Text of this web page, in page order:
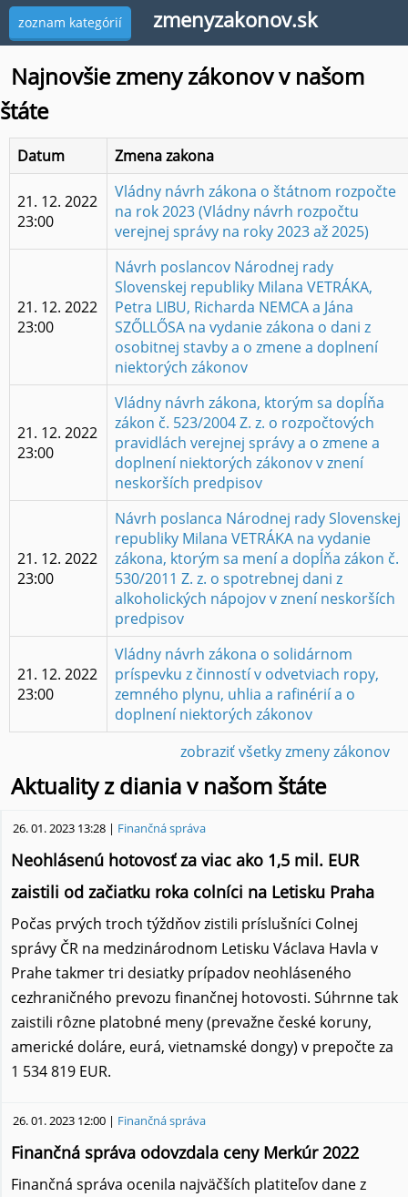
zoznam kategórií zmenyzakonov.sk
Všechny kanály
Európska únia
Digitálna ekonomika a spoločnosť
Európska komisia
Poľnohospodárstvo a rozvoj vidieka
Štátna pomoc
Informačné portály
Ústredný portál verejných služieb
Ministerstvá
Generálna Prokuratúra
Ministerstvo financií
Ministerstvo kultúry
Ministerstvo obrany
Ministerstvo pôdohospodárstva a rozvoja vidieka
Ministerstvo školstva, vedy, výskumu a športu
Ministerstvo vnútra
Ministerstvo zahraničných vecí a európskych záležitostí
Sociálna poisťovňa
Socialna Poistovna - Aktuality
Úrady
PAMIATKOVÝ ÚRAD
Úrad vlády
Najnovšie zmeny zákonov v našom
štáte
Datum Zmena zakona
21. 12. 2022
23:00
Vládny návrh zákona o štátnom rozpočte
na rok 2023 (Vládny návrh rozpočtu
verejnej správy na roky 2023 až 2025)
21. 12. 2022
23:00
Návrh poslancov Národnej rady
Slovenskej republiky Milana VETRÁKA,
Petra LIBU, Richarda NEMCA a Jána
SZŐLLŐSA na vydanie zákona o dani z
osobitnej stavby a o zmene a doplnení
niektorých zákonov
21. 12. 2022
23:00
Vládny návrh zákona, ktorým sa dopĺňa
zákon č. 523/2004 Z. z. o rozpočtových
pravidlách verejnej správy a o zmene a
doplnení niektorých zákonov v znení
neskorších predpisov
21. 12. 2022
23:00
Návrh poslanca Národnej rady Slovenskej
republiky Milana VETRÁKA na vydanie
zákona, ktorým sa mení a dopĺňa zákon č.
530/2011 Z. z. o spotrebnej dani z
alkoholických nápojov v znení neskorších
predpisov
21. 12. 2022
23:00
Vládny návrh zákona o solidárnom
príspevku z činností v odvetviach ropy,
zemného plynu, uhlia a rafinérií a o
doplnení niektorých zákonov
zobraziť všetky zmeny zákonov
Aktuality z diania v našom štáte
26. 01. 2023 13:28 | Finančná správa
Neohlásenú hotovosť za viac ako 1,5 mil. EUR
zaistili od začiatku roka colníci na Letisku Praha
Počas prvých troch týždňov zistili príslušníci Colnej
správy ČR na medzinárodnom Letisku Václava Havla v
Prahe takmer tri desiatky prípadov neohláseného
cezhraničného prevozu finančnej hotovosti. Súhrnne tak
zaistili rôzne platobné meny (prevažne české koruny,
americké doláre, eurá, vietnamské dongy) v prepočte za
1 534 819 EUR.
26. 01. 2023 12:00 | Finančná správa
Finančná správa odovzdala ceny Merkúr 2022
Finančná správa ocenila najväčších platiteľov dane z